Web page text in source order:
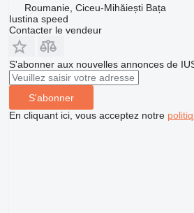
Roumanie, Ciceu-Mihăiești Bața
Iustina speed
Contacter le vendeur
S'abonner aux nouvelles annonces de
S'abonner
En cliquant ici, vous acceptez notre